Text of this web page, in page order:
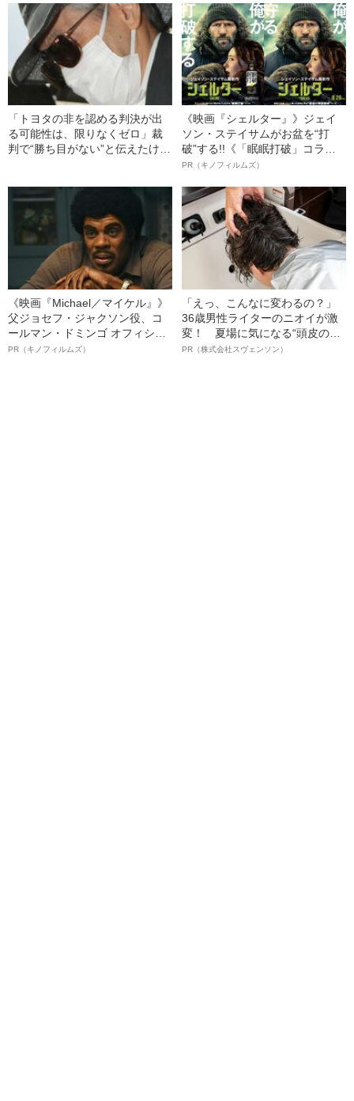
「トヨタの非を認める判決が出
る可能性は、限りなくゼロ」裁
判で“勝ち目がない”と伝えたけれ
の葛藤」
《映画『シェルター』》ジェイ
ソン・ステイサムがお盆を“打
破”する!!《「眠眠打破」コラ
ボ》
PR（キノフィルムズ）
《映画『Michael／マイケル』》
父ジョセフ・ジャクソン役、コ
ールマン・ドミンゴ オフィシャ
ルインタビュー“観客を魅了した
PR（キノフィルムズ）
「えっ、こんなに変わるの？」
36歳男性ライターのニオイが激
変！ 夏場に気になる“頭皮のニ
オイ”や“ベタつき”を解消す
PR（株式会社スヴェンソン）